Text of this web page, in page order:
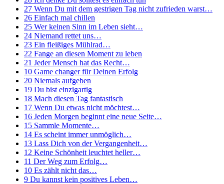
27 Wenn Du mit dem gestrigen Tag nicht zufrieden warst…
26 Einfach mal chillen
25 Wer keinen Sinn im Leben sieht…
24 Niemand rettet uns…
23 Ein fleißiges Mühlrad…
22 Fange an diesen Moment zu leben
21 Jeder Mensch hat das Recht…
10 Game changer für Deinen Erfolg
20 Niemals aufgeben
19 Du bist einzigartig
18 Mach diesen Tag fantastisch
17 Wenn Du etwas nicht möchtest…
16 Jeden Morgen beginnt eine neue Seite…
15 Sammle Momente…
14 Es scheint immer unmöglich…
13 Lass Dich von der Vergangenheit…
12 Keine Schönheit leuchtet heller…
11 Der Weg zum Erfolg…
10 Es zählt nicht das…
9 Du kannst kein positives Leben…